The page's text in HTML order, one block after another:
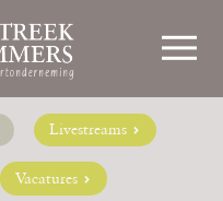
Livestreams
Vacatures